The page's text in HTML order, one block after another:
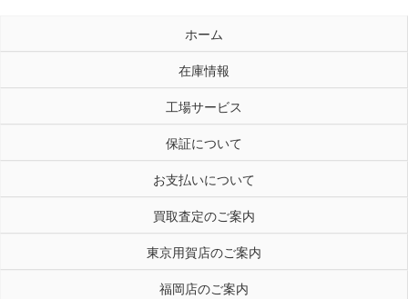
ホーム
在庫情報
工場サービス
保証について
お支払いについて
買取査定のご案内
東京用賀店のご案内
福岡店のご案内